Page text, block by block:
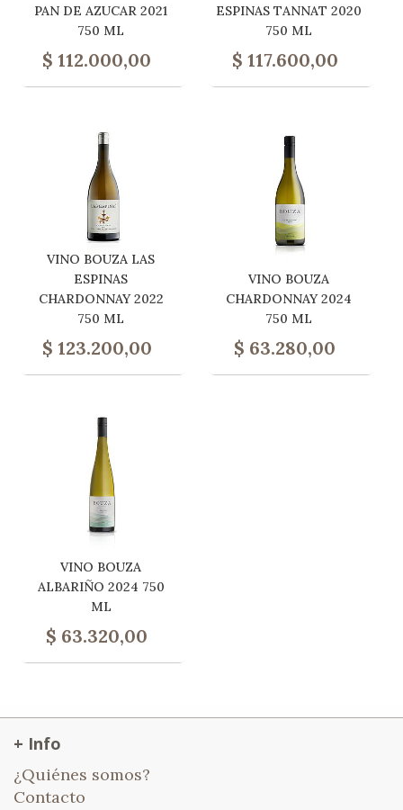
PAN DE AZUCAR 2021
750 ML
$112.000,00
ESPINAS TANNAT 2020
750 ML
$ 117.600,00
VINO BOUZA LAS
ESPINAS
CHARDONNAY 2022
750 ML
$ 123.200,00
VINO BOUZA
CHARDONNAY 2024
750 ML
$ 63.280,00
VINO BOUZA
ALBARIÑO 2024 750
ML
$ 63.320,00
+ Info
¿Quiénes somos?
Contacto